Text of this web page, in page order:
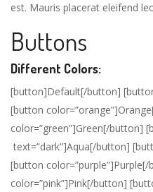
est. Mauris placerat eleifend
Buttons
Different Colors:
[button]Default[/button]
[button
color=”green”]Green[/button]
text=”dark”]Aqua[/button]
[button
color=”pink”]Pink[/button]